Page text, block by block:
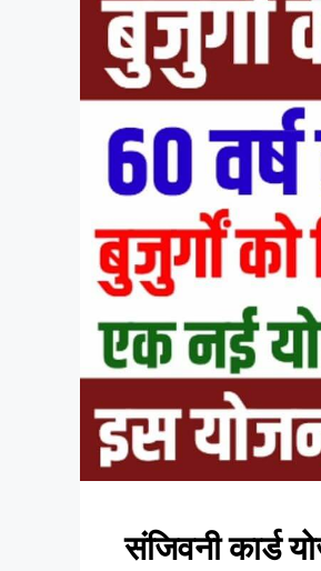
संजिवनी कार्ड